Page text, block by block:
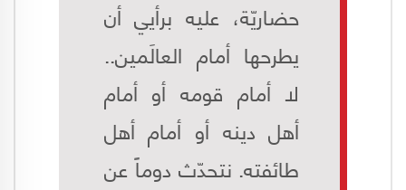
حضاريّة، عليه برأيي أن
يطرحها أمام العالَمين..
لا أمام قومه أو أمام
أهل دينه أو أمام أهل
طائفته. نتحدّث دوماً عن